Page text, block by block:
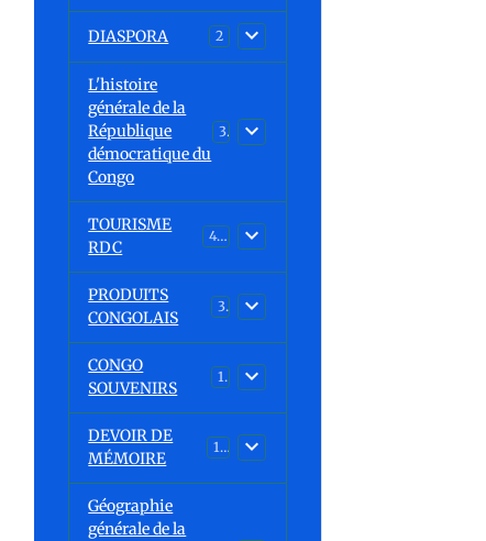
DIASPORA 2
L'histoire
générale de la
République
démocratique du
Congo
30
TOURISME
RDC
43
PRODUITS
CONGOLAIS
3
CONGO
SOUVENIRS
1
DEVOIR DE
MÉMOIRE
13
Géographie
générale de la